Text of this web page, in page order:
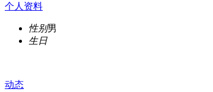
个人资料
性别男
生日
动态